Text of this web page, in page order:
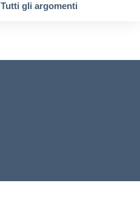
Tutti gli argomenti